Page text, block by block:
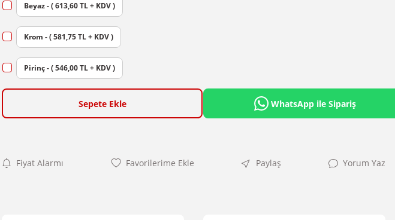
Beyaz - ( 613,60 TL + KDV )
Krom - ( 581,75 TL + KDV )
Pirinç - ( 546,00 TL + KDV )
Sepete Ekle WhatsApp ile Sipariş
Fiyat Alarmı Paylaş Yorum Yaz